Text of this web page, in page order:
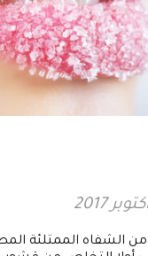
الشفاه الممتلئة